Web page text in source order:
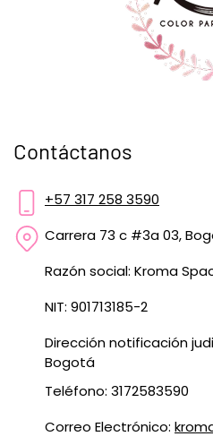
Contáctanos
+57 317 258 3590
Carrera 73 c #3a 03,
Razón social: Kroma
NIT: 901713185-2
Dirección notificación
Bogotá
Teléfono: 3172583590
Correo Electrónico: